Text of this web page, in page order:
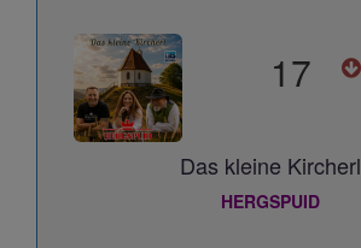
17
Das kleine Kircherl
HERGSPUID